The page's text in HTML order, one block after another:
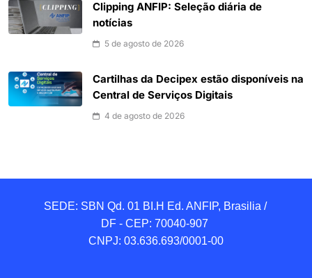
Clipping ANFIP: Seleção diária de
notícias
5 de agosto de 2026
Cartilhas da Decipex estão disponíveis na
Central de Serviços Digitais
4 de agosto de 2026
SEDE: SBN Qd. 01 BI.H Ed. ANFIP, Brasilia /
DF - CEP: 70040-907
CNPJ: 03.636.693/0001-00